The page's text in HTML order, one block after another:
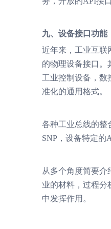
九、设备接口功能
近年来，工业互联
的物理设备接口。
工业控制设备，数
准化的通用格式。
各种工业总线的整
SNP，设备特定的
从多个角度简要介
业的材料，过程分
中发挥作用。